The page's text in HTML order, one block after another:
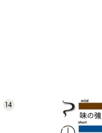
14
個
の
商